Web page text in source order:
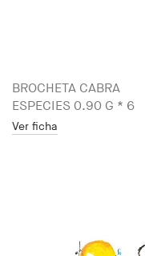
BROCHETA CABRA
ESPECIES 0.90 G * 6
Ver ficha